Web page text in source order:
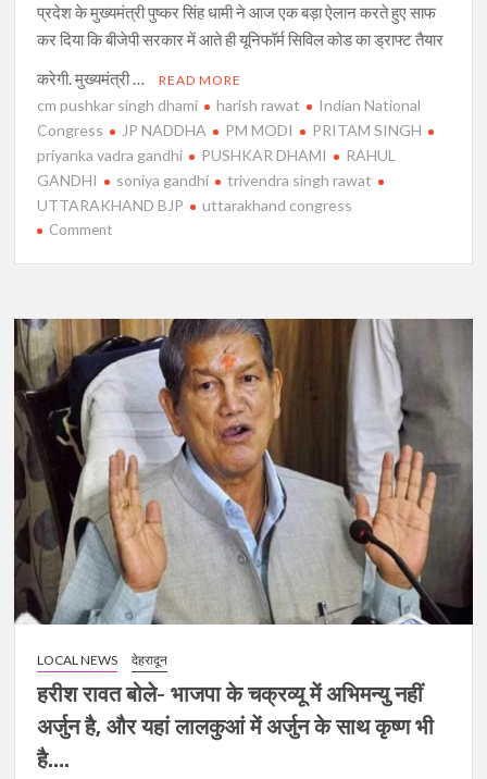
प्रदेश के मुख्यमंत्री पुष्कर सिंह धामी ने आज एक बड़ा ऐलान करते हुए साफ
कर दिया कि बीजेपी सरकार में आते ही यूनिफॉर्म सिविल कोड का ड्राफ्ट तैयार
करेगी. मुख्यमंत्री …
READ MORE
cm pushkar singh dhami harish rawat
Indian National
Congress
JP NADDHA PM MODI
PRITAM SINGH
priyanka vadra gandhi
PUSHKAR DHAMI
RAHUL
GANDHI
soniya gandhi
trivendra singh rawat
UTTARAKHAND BJP
uttarakhand congress
Commenton
मतदान
से
पहले
सीएम
पुष्कर
सिंह
धामी
का
बड़ा
ऐलान
और
बयान
LOCAL NEWS देहरादून
हरीश रावत बोले- भाजपा के चक्रव्यू में अभिमन्यु नहीं
अर्जुन है, और यहां लालकुआं में अर्जुन के साथ कृष्ण भी
है….